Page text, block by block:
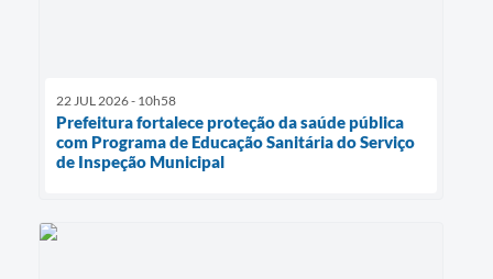
22 JUL 2026 - 10h58
Prefeitura fortalece proteção da saúde pública
com Programa de Educação Sanitária do Serviço
de Inspeção Municipal